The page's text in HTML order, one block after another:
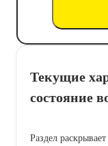
Текущие
состояние
Раздел